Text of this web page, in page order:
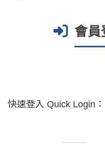
會員
快速登入 Quick Login：